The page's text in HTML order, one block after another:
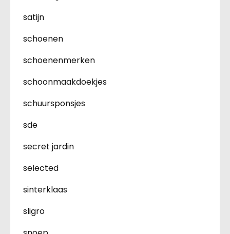
satijn
schoenen
schoenenmerken
schoonmaakdoekjes
schuursponsjes
sde
secret jardin
selected
sinterklaas
sligro